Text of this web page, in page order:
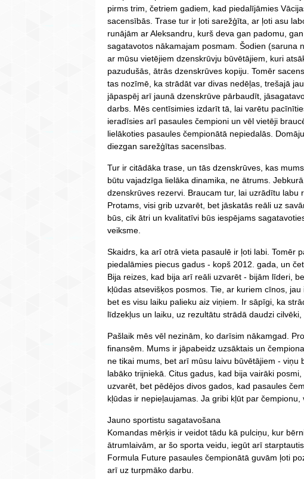
pirms trim, četriem gadiem, kad piedalījāmies
sacensībās. Trase tur ir ļoti sarežģīta, ar ļoti asu
runājām ar Aleksandru, kurš deva gan padomu,
sagatavotos nākamajam posmam. Šodien (saruna
ar mūsu vietējiem dzenskrūvju būvētājiem, kuri
pazudušās, ātrās dzenskrūves kopiju. Tomēr
tas nozīmē, ka strādāt var divas nedēļas, trešajā
jāpaspēj arī jaunā dzenskrūve pārbaudīt,
darbs. Mēs centīsimies izdarīt tā, lai varētu
ieradīsies arī pasaules čempioni un vēl vietēji
lielākoties pasaules čempionātā nepiedalās.
diezgan sarežģītas sacensības.
Tur ir citādāka trase, un tās dzenskrūves, kas
būtu vajadzīga lielāka dinamika, ne ātrums.
dzenskrūves rezervi. Braucam tur, lai uzrādītu labu
Protams, visi grib uzvarēt, bet jāskatās reāli uz
būs, cik ātri un kvalitatīvi būs iespējams
veiksme.
Skaidrs, ka arī otrā vieta pasaulē ir ļoti labi. Tomēr
piedalāmies piecus gadus - kopš 2012. gada, un
Bija reizes, kad bija arī reāli uzvarēt - bijām līderi,
kļūdas atsevišķos posmos. Tie, ar kuriem cīnos, jau
bet es visu laiku palieku aiz viņiem. Ir sāpīgi, ka
līdzekļus un laiku, uz rezultātu strādā daudzi
Pašlaik mēs vēl nezinām, ko darīsim nākamgad.
finansēm. Mums ir jāpabeidz uzsāktais un
ne tikai mums, bet arī mūsu laivu būvētājiem - viņu
labāko trijniekā. Citus gadus, kad bija vairāki
uzvarēt, bet pēdējos divos gados, kad pasaules
kļūdas ir nepieļaujamas. Ja gribi kļūt par čempionu,
Jauno sportistu sagatavošana
Komandas mērķis ir veidot tādu kā pulciņu, kur
ātrumlaivām, ar šo sporta veidu, iegūt arī
Formula Future pasaules čempionātā guvām ļoti
arī uz turpmāko darbu.